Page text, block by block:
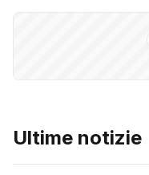
Ultime notizie